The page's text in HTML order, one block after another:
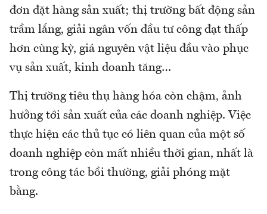
đơn đặt hàng sản xuất; thị trường bất động sản
trầm lắng, giải ngân vốn đầu tư công đạt thấp
hơn cùng kỳ, giá nguyên vật liệu đầu vào phục
vụ sản xuất, kinh doanh tăng…
Thị trường tiêu thụ hàng hóa còn chậm, ảnh
hưởng tới sản xuất của các doanh nghiệp. Việc
thực hiện các thủ tục có liên quan của một số
doanh nghiệp còn mất nhiều thời gian, nhất là
trong công tác bồi thường, giải phóng mặt
bằng.